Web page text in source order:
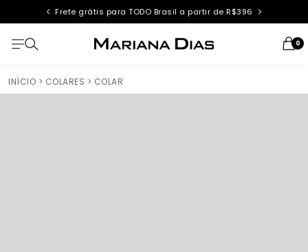
Frete grátis para TODO Brasil a partir de R$396
0
INÍCIO > COLARES > COLAR